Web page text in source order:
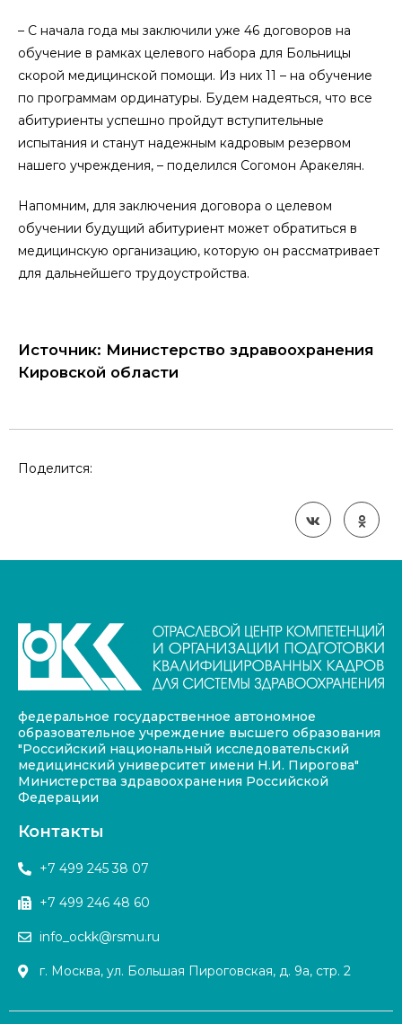
– С начала года мы заключили уже 46 договоров на
обучение в рамках целевого набора для Больницы
скорой медицинской помощи. Из них 11 – на обучение
по программам ординатуры. Будем надеяться, что все
абитуриенты успешно пройдут вступительные
испытания и станут надежным кадровым резервом
нашего учреждения, – поделился Согомон Аракелян.
Напомним, для заключения договора о целевом
обучении будущий абитуриент может обратиться в
медицинскую организацию, которую он рассматривает
для дальнейшего трудоустройства.
Источник: Министерство здравоохранения
Кировской области
Поделится:
федеральное государственное автономное
образовательное учреждение высшего образования
"Российский национальный исследовательский
медицинский университет имени Н.И. Пирогова"
Министерства здравоохранения Российской
Федерации
Контакты
+7 499 245 38 07
+7 499 246 48 60
info_ockk@rsmu.ru
г. Москва, ул. Большая Пироговская, д. 9а, стр. 2